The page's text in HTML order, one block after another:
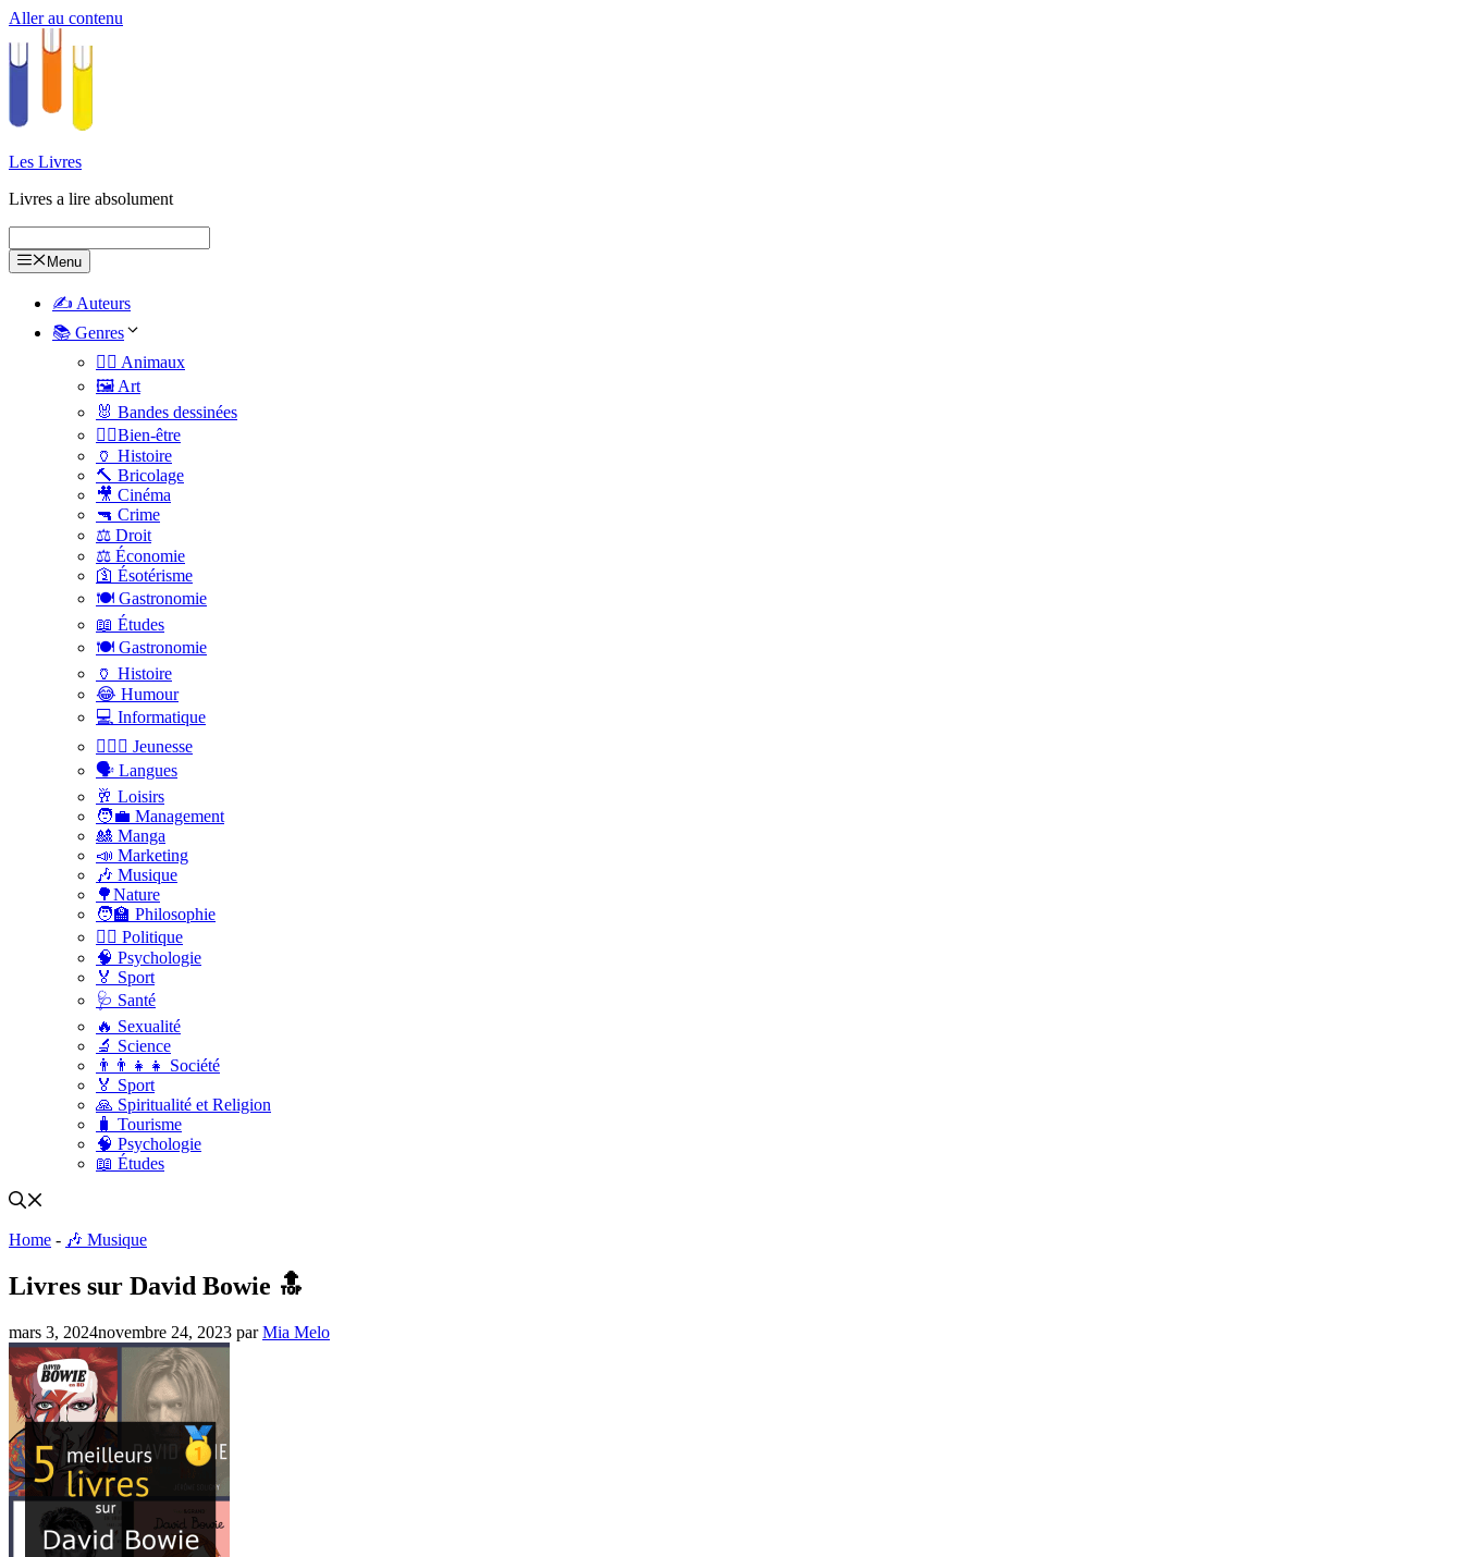
Aller au contenu
Les Livres
Livres a lire absolument
Menu
✍️ Auteurs
📚 Genres
🐕‍🦺 Animaux
🖼️ Art
🐰 Bandes dessinées
🧑‍⚕️Bien-être
🏺 Histoire
🔨 Bricolage
🎥 Cinéma
🔫 Crime
⚖️ Droit
⚖️ Économie
🛐 Ésotérisme
🍽️ Gastronomie
📖 Études
🍽️ Gastronomie
🏺 Histoire
😂 Humour
💻 Informatique
🤸🏽‍♀️ Jeunesse
🗣 Langues
🥂 Loisirs
🧑‍💼 Management
🎎 Manga
📣 Marketing
🎶 Musique
🌳Nature
🧑‍🏫 Philosophie
👨‍⚖️ Politique
🧠 Psychologie
🏅 Sport
🩺 Santé
🔥 Sexualité
🔬 Science
👨‍👨‍👧‍👧 Société
🏅 Sport
🙏 Spiritualité et Religion
🧳 Tourisme
🧠 Psychologie
📖 Études
Home - 🎶 Musique
Livres sur David Bowie 🔝
mars 3, 2024novembre 24, 2023 parMia Melo